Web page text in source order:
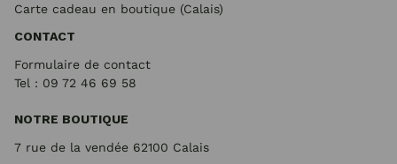
Carte cadeau en boutique (Calais)
CONTACT
Formulaire de contact
Tel : 09 72 46 69 58
NOTRE BOUTIQUE
7 rue de la vendée 62100 Calais